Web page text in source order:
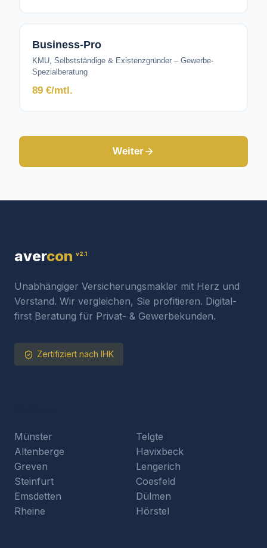
Business-Pro
KMU, Selbstständige & Existenzgründer – Gewerbe-
Spezialberatung
89 €/mtl.
Weiter
avercon v2.1
Unabhängiger Versicherungsmakler mit Herz und
Verstand. Wir vergleichen, Sie profitieren. Digital-
first Beratung für Privat- & Gewerbekunden.
Zertifiziert nach IHK
Münster
Altenberge
Greven
Steinfurt
Emsdetten
Rheine
Telgte
Havixbeck
Lengerich
Coesfeld
Dülmen
Hörstel